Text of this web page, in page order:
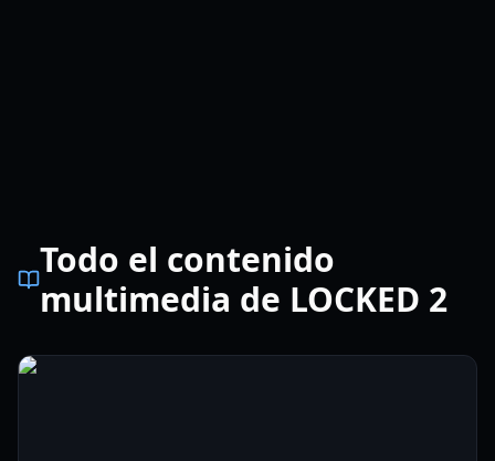
Todo el contenido
multimedia de LOCKED 2